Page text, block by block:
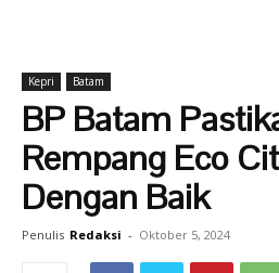
Kepri Batam
BP Batam
Rempang Eco
Dengan Baik
Penulis Redaksi - Oktober 5, 2024